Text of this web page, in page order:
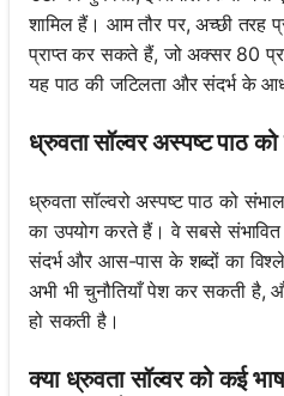
शामिल हैं। आम तौर पर, अच्छी तरह
प्राप्त कर सकते हैं, जो अक्सर 80
यह पाठ की जटिलता और संदर्भ के
ध्रुवता सॉल्वर अस्पष्ट पाठ
ध्रुवता सॉल्वरो अस्पष्ट पाठ को
का उपयोग करते हैं। वे सबसे संभावित
संदर्भ और आस-पास के शब्दों का
अभी भी चुनौतियाँ पेश कर सकती है,
हो सकती है।
क्या ध्रुवता सॉल्वर को कई